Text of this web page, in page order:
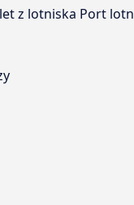
z lotniska Port